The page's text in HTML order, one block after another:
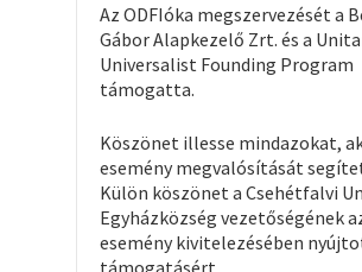
Az ODFIóka megszervezését a
Gábor Alapkezelő Zrt. és a
Universalist Founding Program
támogatta.
Köszönet illesse mindazokat,
esemény megvalósítását
Külön köszönet a Csehétfalvi
Egyházközség vezetőségének
esemény kivitelezésében
támogatásért.